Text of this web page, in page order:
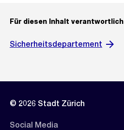
Für diesen Inhalt verantwortlich
Sicherheitsdepartement
© 2026 Stadt Zürich
Social Media